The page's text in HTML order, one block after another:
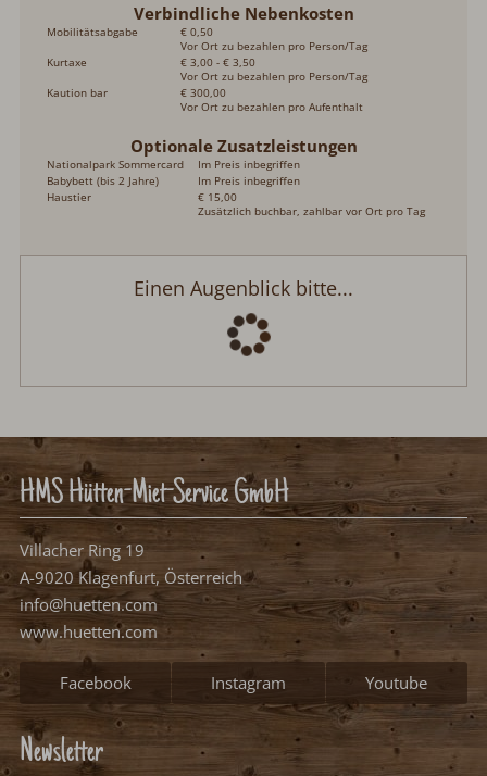
Verbindliche Nebenkosten
Mobilitätsabgabe
€ 0,50
Vor Ort zu bezahlen pro Person/Tag
Kurtaxe
€ 3,00 - € 3,50
Vor Ort zu bezahlen pro Person/Tag
Kaution bar
€ 300,00
Vor Ort zu bezahlen pro Aufenthalt
Optionale Zusatzleistungen
Nationalpark Sommercard
Im Preis inbegriffen
Babybett (bis 2 Jahre)
Im Preis inbegriffen
Haustier
€ 15,00
Zusätzlich buchbar, zahlbar vor Ort pro Tag
Einen Augenblick bitte...
HMS Hütten-Miet-Service GmbH
Villacher Ring 19
A-9020 Klagenfurt, Österreich
info@huetten.com
www.huetten.com
Facebook Instagram Youtube
Newsletter